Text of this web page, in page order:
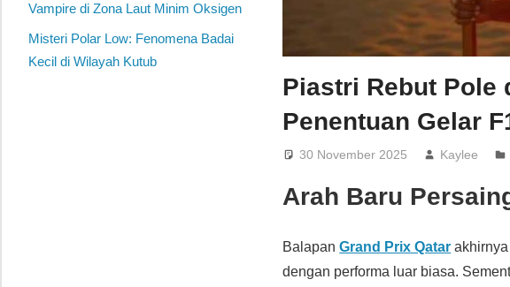
Piastri Rebut Pole
Penentuan Gelar
30 November 2025 Kaylee
Arah Baru
BalapanGrand Prix Qatar
dengan performa luar biasa.
Vampire di Zona Laut Minim Oksigen
Misteri Polar Low: Fenomena Badai
Kecil di Wilayah Kutub